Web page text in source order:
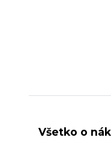
Všetko o